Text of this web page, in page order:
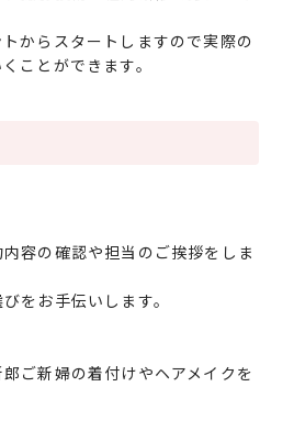
からスタートしますので実際の
ことができます。
容の確認や担当のご挨拶をしま
をお手伝いします。
ご新婦の着付けやヘアメイクを